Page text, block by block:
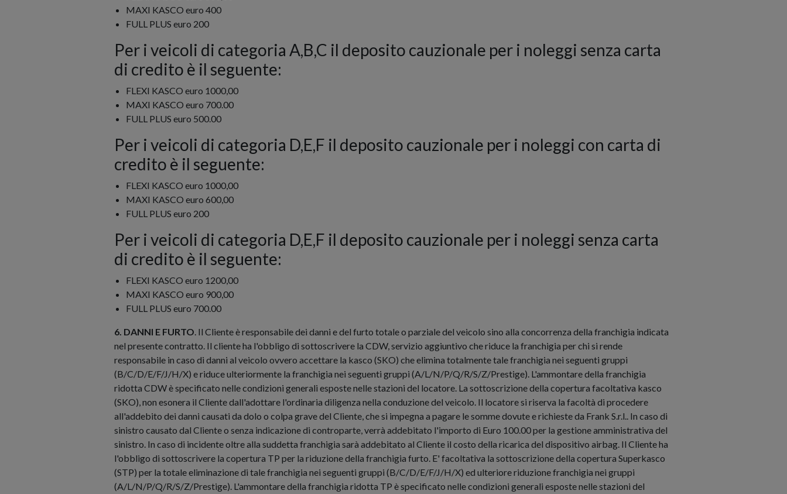
MAXI KASCO euro 400
FULL PLUS euro 200
Per i veicoli di categoria A,B,C il deposito cauzionale per i noleggi senza carta
di credito è il seguente:
FLEXI KASCO euro 1000,00
MAXI KASCO euro 700.00
FULL PLUS euro 500.00
Per i veicoli di categoria D,E,F il deposito cauzionale per i noleggi con carta di
credito è il seguente:
FLEXI KASCO euro 1000,00
MAXI KASCO euro 600,00
FULL PLUS euro 200
Per i veicoli di categoria D,E,F il deposito cauzionale per i noleggi senza carta
di credito è il seguente:
FLEXI KASCO euro 1200,00
MAXI KASCO euro 900,00
FULL PLUS euro 700.00
6. DANNI E FURTO. Il Cliente è responsabile dei danni e del furto totale o parziale del veicolo sino alla concorrenza della franchigia indicata
nel presente contratto. Il cliente ha l'obbligo di sottoscrivere la CDW, servizio aggiuntivo che riduce la franchigia per chi si rende
responsabile in caso di danni al veicolo ovvero accettare la kasco (SKO) che elimina totalmente tale franchigia nei seguenti gruppi
(B/C/D/E/F/J/H/X) e riduce ulteriormente la franchigia nei seguenti gruppi (A/L/N/P/Q/R/S/Z/Prestige). L'ammontare della franchigia
ridotta CDW è specificato nelle condizioni generali esposte nelle stazioni del locatore. La sottoscrizione della copertura facoltativa kasco
(SKO), non esonera il Cliente dall'adottare l'ordinaria diligenza nella conduzione del veicolo. Il locatore si riserva la facoltà di procedere
all'addebito dei danni causati da dolo o colpa grave del Cliente, che si impegna a pagare le somme dovute e richieste da Frank S.r.l.. In caso di
sinistro causato dal Cliente o senza indicazione di controparte, verrà addebitato l'importo di Euro 100.00 per la gestione amministrativa del
sinistro. In caso di incidente oltre alla suddetta franchigia sarà addebitato al Cliente il costo della ricarica del dispositivo airbag. Il Cliente ha
l'obbligo di sottoscrivere la copertura TP per la riduzione della franchigia furto. E' facoltativa la sottoscrizione della copertura Superkasco
(STP) per la totale eliminazione di tale franchigia nei seguenti gruppi (B/C/D/E/F/J/H/X) ed ulteriore riduzione franchigia nei gruppi
(A/L/N/P/Q/R/S/Z/Prestige). L'ammontare della franchigia ridotta TP è specificato nelle condizioni generali esposte nelle stazioni del